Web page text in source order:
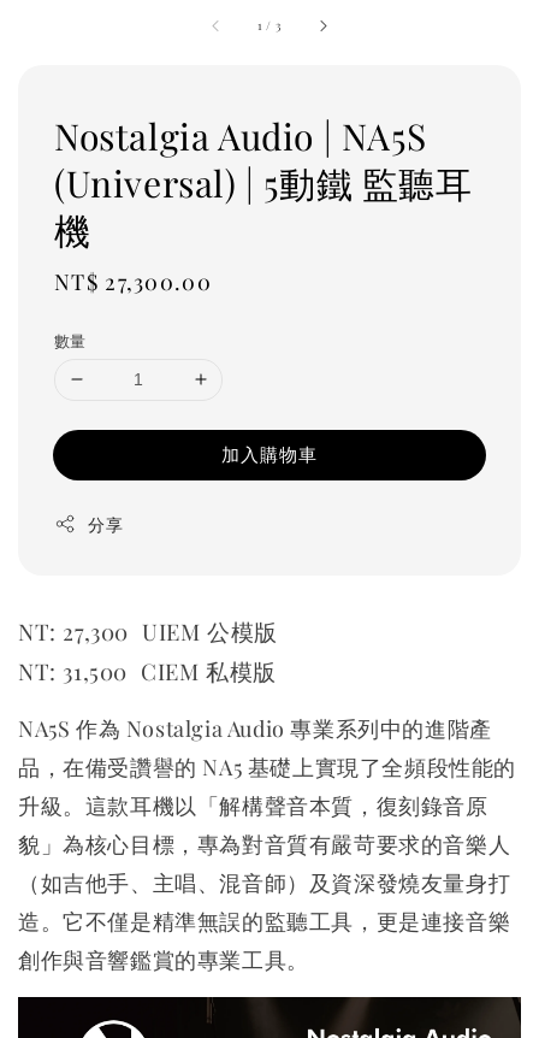
1 / 3
Nostalgia Audio | NA5S
(Universal) | 5動鐵 監聽耳
機
Regular
NT$ 27,300.00
數量
加入購物車
分享
NT: 27,300 UIEM 公模版
NT: 31,500 CIEM 私模版
NA5S 作為 Nostalgia Audio 專業系列中的進階產
品，在備受讚譽的 NA5 基礎上實現了全頻段性能的
升級。這款耳機以「解構聲音本質，復刻錄音原
貌」為核心目標，專為對音質有嚴苛要求的音樂人
（如吉他手、主唱、混音師）及資深發燒友量身打
造。它不僅是精準無誤的監聽工具，更是連接音樂
創作與音響鑑賞的專業工具。